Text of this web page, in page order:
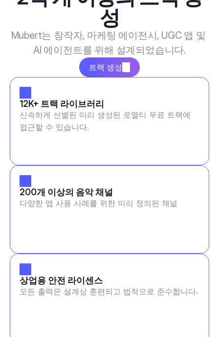
성
Mubert는 창작자, 마케팅 에이전시, UGC 앱 및
AI 에이전트를 위해 설계되었습니다.
트랙 생성
12K+ 트랙 라이브러리
신속하게 선별된 미리 생성된 로열티 무료 트랙에
접근할 수 있습니다.
200개 이상의 음악 채널
다양한 앱 사용 사례를 위한 미리 정의된 채널
상업용 안전 라이센스
모든 출력은 설계상 훈련되고 법적으로 준수합니다.